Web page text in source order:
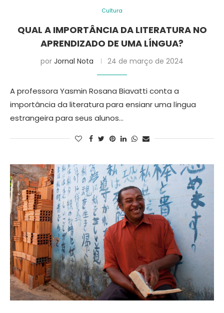
Cultura
QUAL A IMPORTÂNCIA DA LITERATURA NO
APRENDIZADO DE UMA LÍNGUA?
por Jornal Nota 24 de março de 2024
A professora Yasmin Rosana Biavatti conta a
importância da literatura para ensianr uma língua
estrangeira para seus alunos…